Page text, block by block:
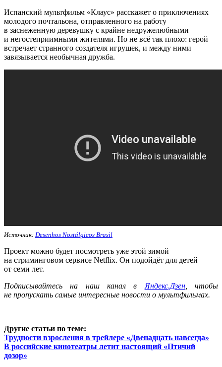
Испанский мультфильм «Клаус» расскажет о приключениях
молодого почтальона, отправленного на работу
в заснеженную деревушку с крайне недружелюбными
и негостеприимными жителями. Но не всё так плохо: герой
встречает странного создателя игрушек, и между ними
завязывается необычная дружба.
Источник: Desenhos Nostálgicos Brasil
Проект можно будет посмотреть уже этой зимой
на стриминговом сервисе Netflix. Он подойдёт для детей
от семи лет.
Подписывайтесь на наш канал в Яндекс.Дзен, чтобы
не пропускать самые интересные новости о мультфильмах.
Другие статьи по теме:
Трудности взросления в трейлере «Двенадцать навсегда»
В российские кинотеатры летит настоящий «Птичий
дозор»